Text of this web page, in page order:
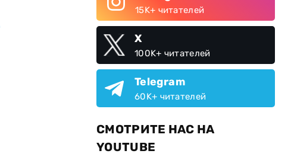
15K+ читателей
X
100K+ читателей
Telegram
60K+ читателей
СМОТРИТЕ НАС НА
YOUTUBE